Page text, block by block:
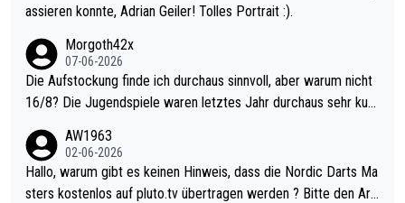
assieren konnte, Adrian Geiler! Tolles Portrait :).
Morgoth42x
07-06-2026
Die Aufstockung finde ich durchaus sinnvoll, aber warum nicht
16/8? Die Jugendspiele waren letztes Jahr durchaus sehr kurz
Allerdings ist Mitchell Lawrie als Nummer 1 der Welt eh qualifi
ziert. Somit ändert die automatische Qualifikation des Weltmei
sters erstmal nichts. Ich denke sie wollen damit für nächstes J
AW1963
02-06-2026
Hallo, warum gibt es keinen Hinweis, dass die Nordic Darts Ma
sters kostenlos auf pluto.tv übertragen werden ? Bitte den Arti